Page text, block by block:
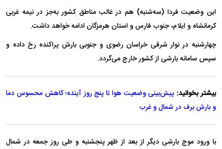
این وضعیت فردا (سه‌شنبه) هم در غالب مناطق کشور به‌جز در نیمه غربی
کرمانشاه و ایلام، جنوب فارس و استان هرمزگان ادامه خواهد داشت.
چهارشنبه در نوار شرقی خراسان رضوی و جنوبی بارش پراکنده رخ داده و
سپس سامانه بارشی از کشور خارج می‌گردد.
بیشتر بخوانید: پیش‌بینی وضعیت هوا تا پنج روز آینده؛ کاهش محسوس دما
و بارش برف در شمال و غرب
با ورود موج بارشی دیگر از بعد از ظهر پنجشنبه و طی روز جمعه در شمال